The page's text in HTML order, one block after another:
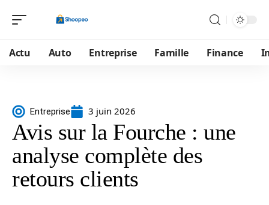
Actu Auto Entreprise Famille Finance
Entreprise 3 juin 2026
Avis sur la Fourche : une
analyse complète des
retours clients